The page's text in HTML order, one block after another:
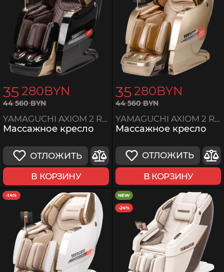
35 280BYN
44 560BYN
YAMAGUCHI AXIOM 2 Robotics
Массажное кресло
ОТЛОЖИТЬ
В КОРЗИНУ
35 280BYN
44 560BYN
YAMAGUCHI AXIOM 2 Robotics
Массажное кресло
ОТЛОЖИТЬ
В КОРЗИНУ
-14% NEW
-24%